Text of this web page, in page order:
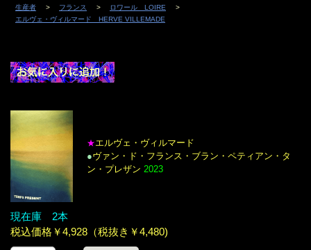
生産者
フランス
ロワール LOIRE
エルヴェ・ヴィルマード HERVE VILLEMADE
★エルヴェ・ヴィルマード
●ヴァン・ド・フランス・ブラン・ペティアン・タ
ン・プレザン 2023
現在庫 2本
税込価格￥4,928（税抜き￥4,480)